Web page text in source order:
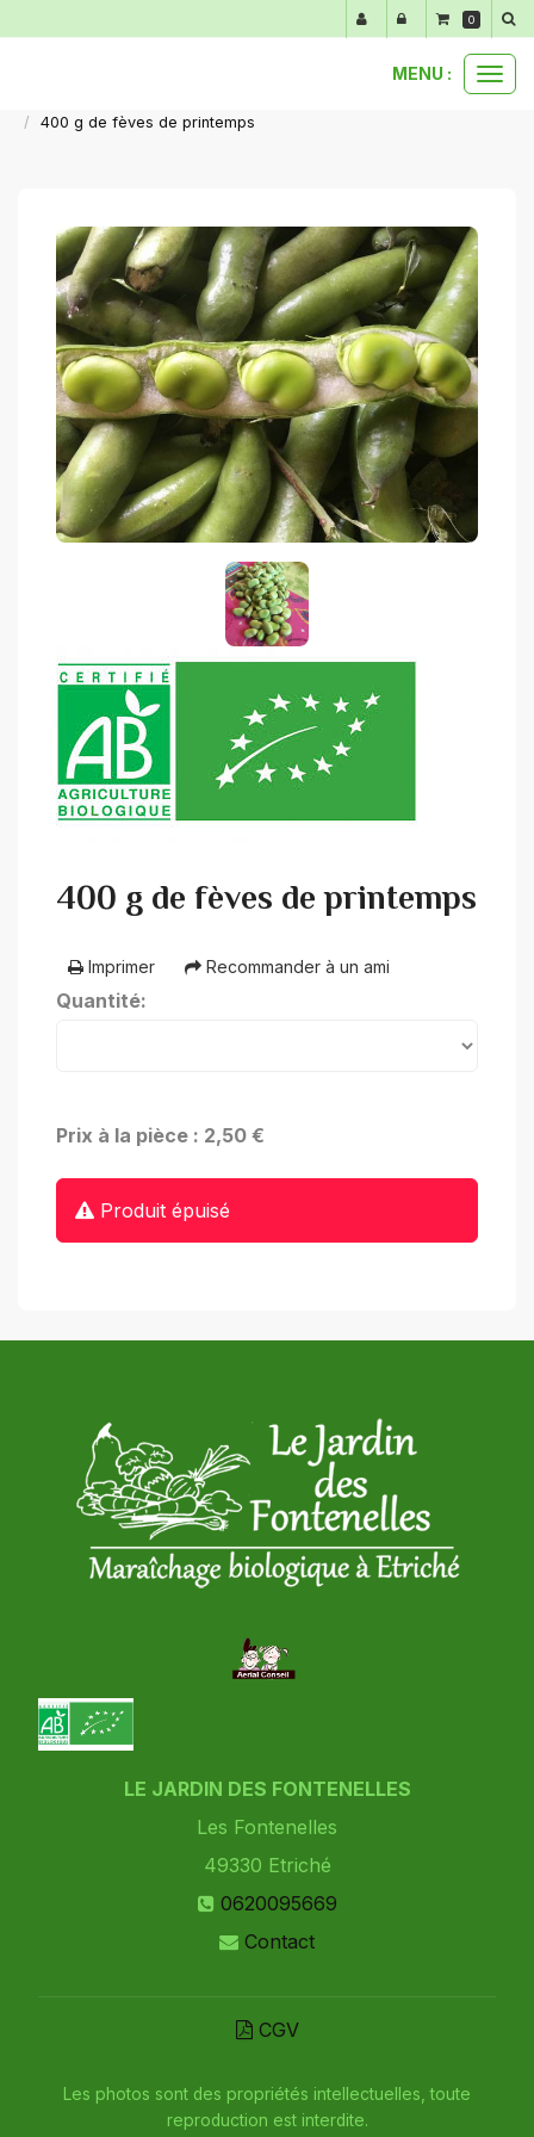
MENU :
400 g de fèves de printemps
400 g de fèves de printemps
Imprimer Recommander à un ami
Quantité:
Prix à la pièce : 2,50 €
Produit épuisé
0
LE JARDIN DES FONTENELLES
Les Fontenelles
49330 Etriché
0620095669
Contact
CGV
Les photos sont des propriétés intellectuelles, toute
reproduction est interdite.